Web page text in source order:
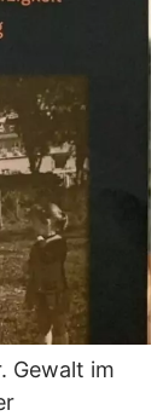
Gewalt im